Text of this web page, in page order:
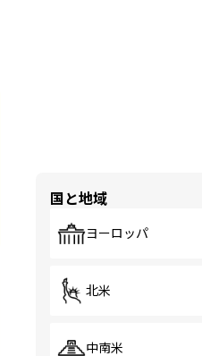
国と地域
ヨーロッパ
北米
中南米